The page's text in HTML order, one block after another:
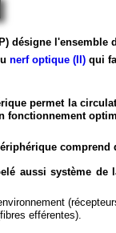
désigne l'ensemble
nerf optique (II) qui
permet la
fonctionnement
comprend
aussi système de
efférentes).